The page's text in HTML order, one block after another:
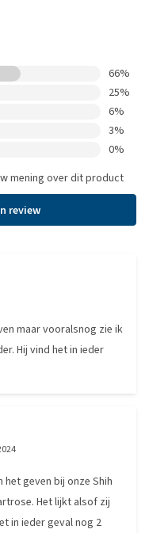
66%
25%
6%
3%
0%
mening over dit product
review
maar vooralsnog zie ik
Hij vind het in ieder
geven bij onze Shih
Het lijkt alsof zij
in ieder geval nog 2